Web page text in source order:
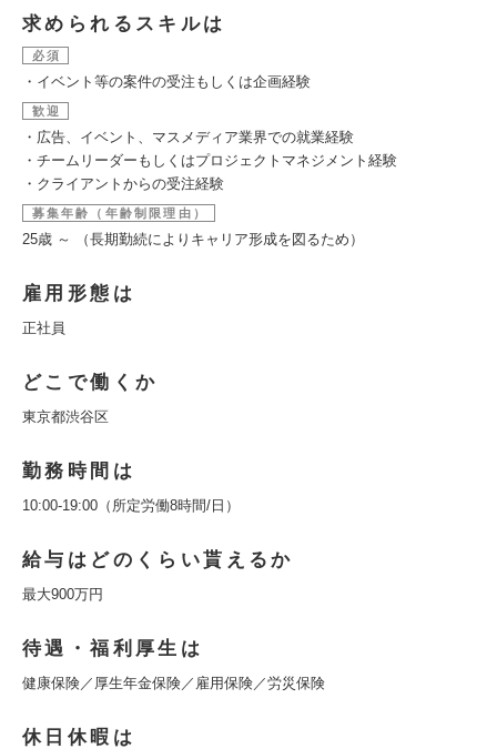
求められるスキルは
必須
・イベント等の案件の受注もしくは企画経験
歓迎
・広告、イベント、マスメディア業界での就業経験
・チームリーダーもしくはプロジェクトマネジメント経験
・クライアントからの受注経験
募集年齢（年齢制限理由）
25歳 ～ （長期勤続によりキャリア形成を図るため）
雇用形態は
正社員
どこで働くか
東京都渋谷区
勤務時間は
10:00‐19:00（所定労働8時間/日）
給与はどのくらい貰えるか
最大900万円
待遇・福利厚生は
健康保険／厚生年金保険／雇用保険／労災保険
休日休暇は